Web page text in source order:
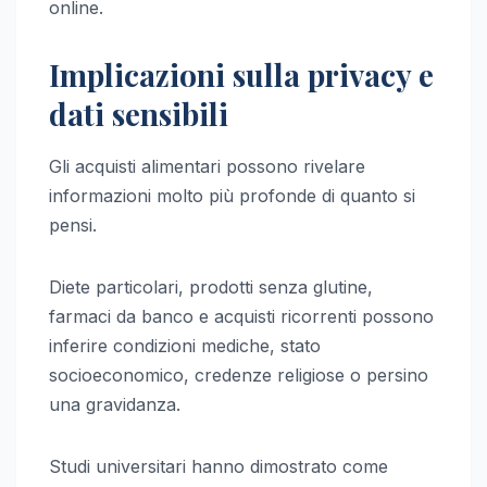
online.
Implicazioni sulla privacy e
dati sensibili
Gli acquisti alimentari possono rivelare
informazioni molto più profonde di quanto si
pensi.
Diete particolari, prodotti senza glutine,
farmaci da banco e acquisti ricorrenti possono
inferire condizioni mediche, stato
socioeconomico, credenze religiose o persino
una gravidanza.
Studi universitari hanno dimostrato come